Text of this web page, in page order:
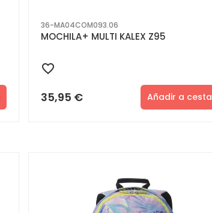
36-MA04COM093.06
MOCHILA+ MULTI KALEX Z95
35,95 € Añadir a cesta